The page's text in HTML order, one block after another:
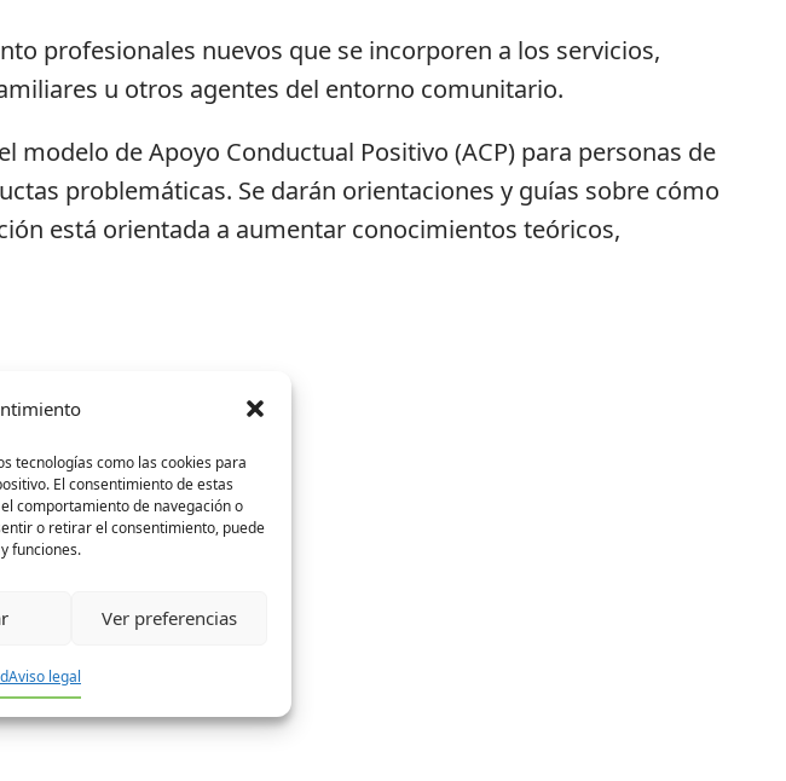
tecnologías como las cookies para
El consentimiento de estas
comportamiento de navegación o
o retirar el consentimiento, puede
funciones.
Ver preferencias
Aviso legal
profesionales nuevos que se incorporen a los servicios,
u otros agentes del entorno comunitario.
modelo de Apoyo Conductual Positivo (ACP) para personas de
problemáticas. Se darán orientaciones y guías sobre cómo
está orientada a aumentar conocimientos teóricos,